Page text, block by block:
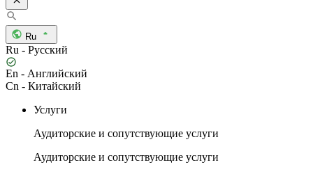
Ru
Ru - Русский
En - Английский
Cn - Китайский
Услуги
Аудиторские и сопутствующие услуги
Аудиторские и сопутствующие услуги